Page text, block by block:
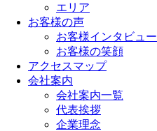
エリア
お客様の声
お客様インタビュー
お客様の笑顔
アクセスマップ
会社案内
会社案内一覧
代表挨拶
企業理念